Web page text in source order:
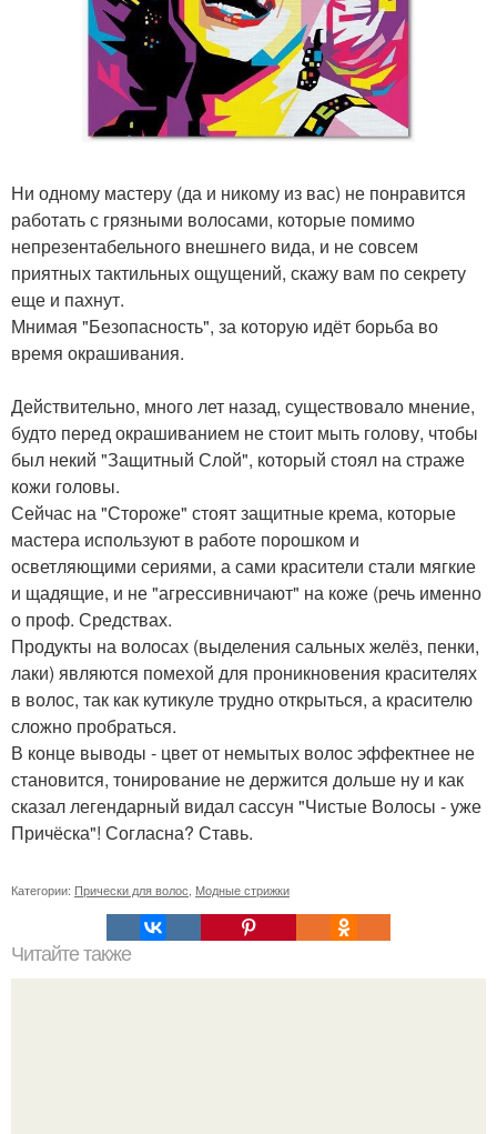
Ни одному мастеру (да и никому из вас) не понравится
работать с грязными волосами, которые помимо
непрезентабельного внешнего вида, и не совсем
приятных тактильных ощущений, скажу вам по секрету
еще и пахнут.
Мнимая "Безопасность", за которую идёт борьба во
время окрашивания.
Действительно, много лет назад, существовало мнение,
будто перед окрашиванием не стоит мыть голову, чтобы
был некий "Защитный Слой", который стоял на страже
кожи головы.
Сейчас на "Стороже" стоят защитные крема, которые
мастера используют в работе порошком и
осветляющими сериями, а сами красители стали мягкие
и щадящие, и не "агрессивничают" на коже (речь именно
о проф. Средствах.
Продукты на волосах (выделения сальных желёз, пенки,
лаки) являются помехой для проникновения красителях
в волос, так как кутикуле трудно открыться, а красителю
сложно пробраться.
В конце выводы - цвет от немытых волос эффектнее не
становится, тонирование не держится дольше ну и как
сказал легендарный видал сассун "Чистые Волосы - уже
Причёска"! Согласна? Ставь.
Категории: Прически для волос Модные стрижки
Читайте также